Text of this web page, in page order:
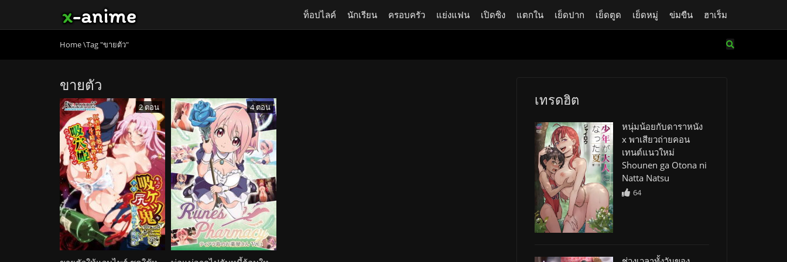
ท็อปไลค์ นักเรียน ครอบครัว แย่งแฟน เปิดซิง แตกใน เย็ดปาก เย็ดตูด เย็ดหมู่ ข่มขืน ฮาเร็ม
Home\Tag "ขายตัว"
ขายตัว
2 ตอน 4 ตอน เทรดฮิต
หนุ่มน้อยกับดาราหนัง
x พาเสียวถ่ายคอน
เทนต์แนวใหม่
Shounen ga Otona ni
Natta Natsu
64